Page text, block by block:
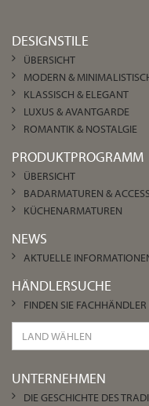
DESIGNSTILE
ÜBERSICHT
MODERN &
KLASSISCH & ELEGANT
LUXUS & AVANTGARDE
ROMANTIK & NOSTALGIE
PRODUKTPROGRAMM
ÜBERSICHT
BADARMATUREN &
KÜCHENARMATUREN
NEWS
AKTUELLE
HÄNDLERSUCHE
FINDEN SIE
LAND WÄHLEN
UNTERNEHMEN
DIE GESCHICHTE DES